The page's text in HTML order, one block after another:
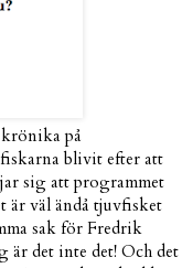
på
blivit efter att
sig att programmet
är väl ändå tjuvfisket
sak för Fredrik
är det inte det! Och det